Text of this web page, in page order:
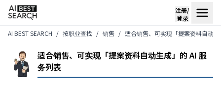
注册/
登录
AI BEST SEARCH
按职业查找 销售 适合销售、可实现「提案资料自动
适合销售、可实现「提案资料自动生成」的 AI 服
务列表